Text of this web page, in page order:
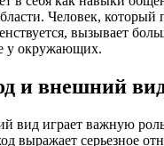
Человек, который
вызывает
у окружающих.
и внешний
вид играет важную
выражает серьезное